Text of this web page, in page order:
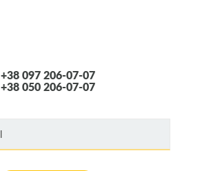
+38 097 206-07-07
+38 050 206-07-07